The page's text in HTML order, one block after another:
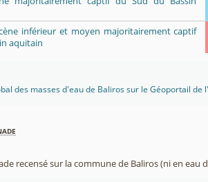
inférieur et moyen majoritairement captif
aquitain
des masses d'eau de Baliros sur le Géoportail de l'
recensé sur la commune de Baliros (ni en eau